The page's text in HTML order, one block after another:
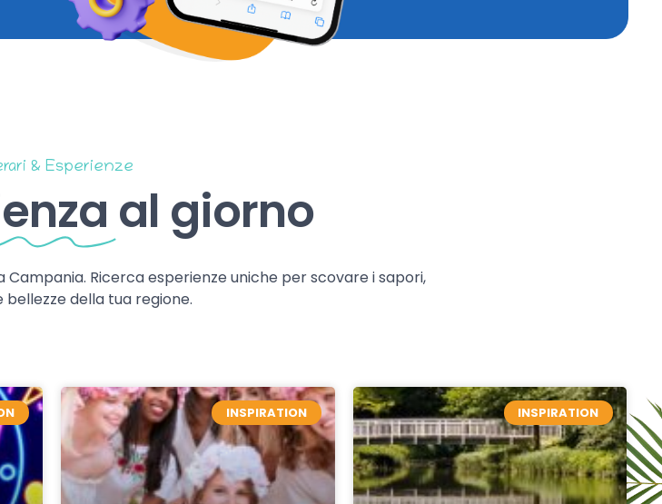
& Esperienze
al giorno
Campania. Ricerca esperienze uniche per scovare i sapori,
bellezze della tua regione.
INSPIRATION INSPIRATION